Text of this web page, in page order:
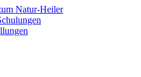
Natur-Heiler